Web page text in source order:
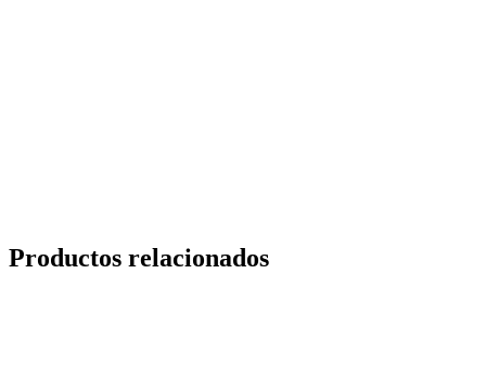
Productos relacionados